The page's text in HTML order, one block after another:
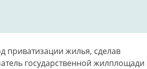
приватизации жилья, сделав
государственной жилплощади